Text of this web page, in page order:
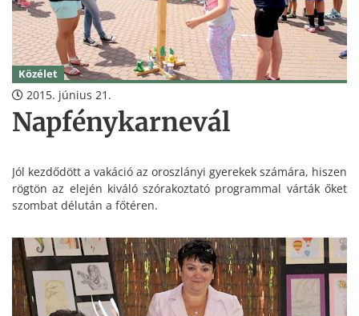
Közélet
2015. június 21.
Napfénykarnevál
Jól kezdődött a vakáció az oroszlányi gyerekek számára, hiszen
rögtön az elején kiváló szórakoztató programmal várták őket
szombat délután a főtéren.